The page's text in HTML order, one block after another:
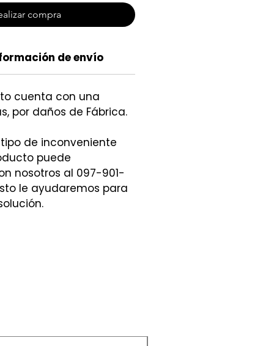
compra
de envío
cuenta con una
por daños de Fábrica.
de inconveniente
puede
nosotros al 097-901-
le ayudaremos para